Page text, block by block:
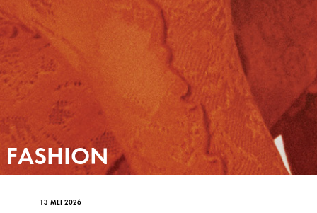
FASHION
13 MEI 2026